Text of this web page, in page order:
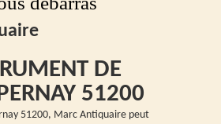
DE
51200
51200, Marc Antiquaire peut